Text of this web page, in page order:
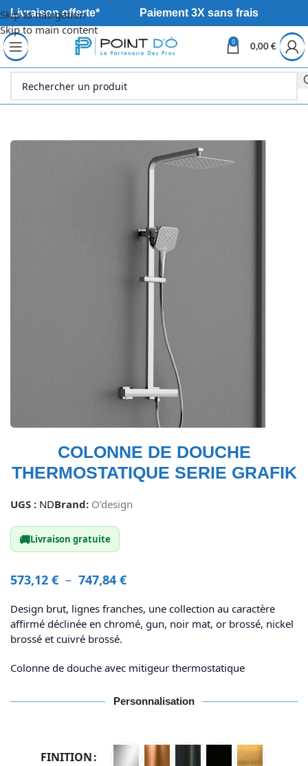
Skip to navigation
Skip to main content
Livraison offerte* Paiement 3X sans frais
0
0,00 €
Accueil Sanitaire Robinetterie
COLONNE DE DOUCHE
THERMOSTATIQUE SERIE GRAFIK
UGS : NDBrand: O’design
🚚Livraison gratuite
573,12 € – 747,84 €
Design brut, lignes franches, une collection au caractère
affirmé déclinée en chromé, gun, noir mat, or brossé, nickel
brossé et cuivré brossé.
Colonne de douche avec mitigeur thermostatique
Personnalisation
FINITION